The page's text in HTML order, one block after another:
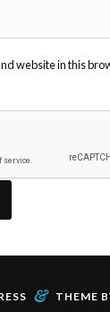
website in this
& THEME